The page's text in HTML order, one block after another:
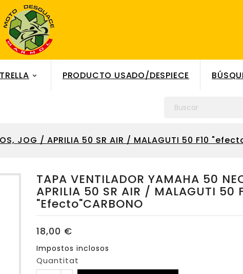
 PRODUCTO USADO/DESPIECE
JOG / APRILIA 50 SR AIR / MALAGUTI 50 F10
TAPA VENTILADOR YAMAHA 50
APRILIA 50 SR AIR / MALAGUTI 50
"efecto"CARBONO
18,00 €
Impostos inclosos
Quantitat